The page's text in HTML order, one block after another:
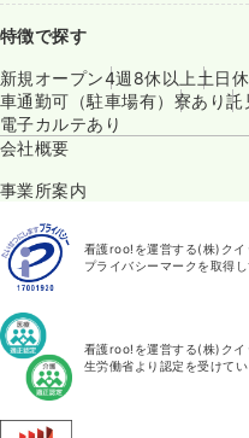
特徴で探す
新規オープン4週8休以上 土日
車通勤可（駐車場有） 寮あり託
電子カルテあり
会社概要
事業所案内
看護roo!を運営する(株)クイ
プライバシーマークを取得し
看護roo!を運営する(株)クイ
生労働省より認定を受けてい